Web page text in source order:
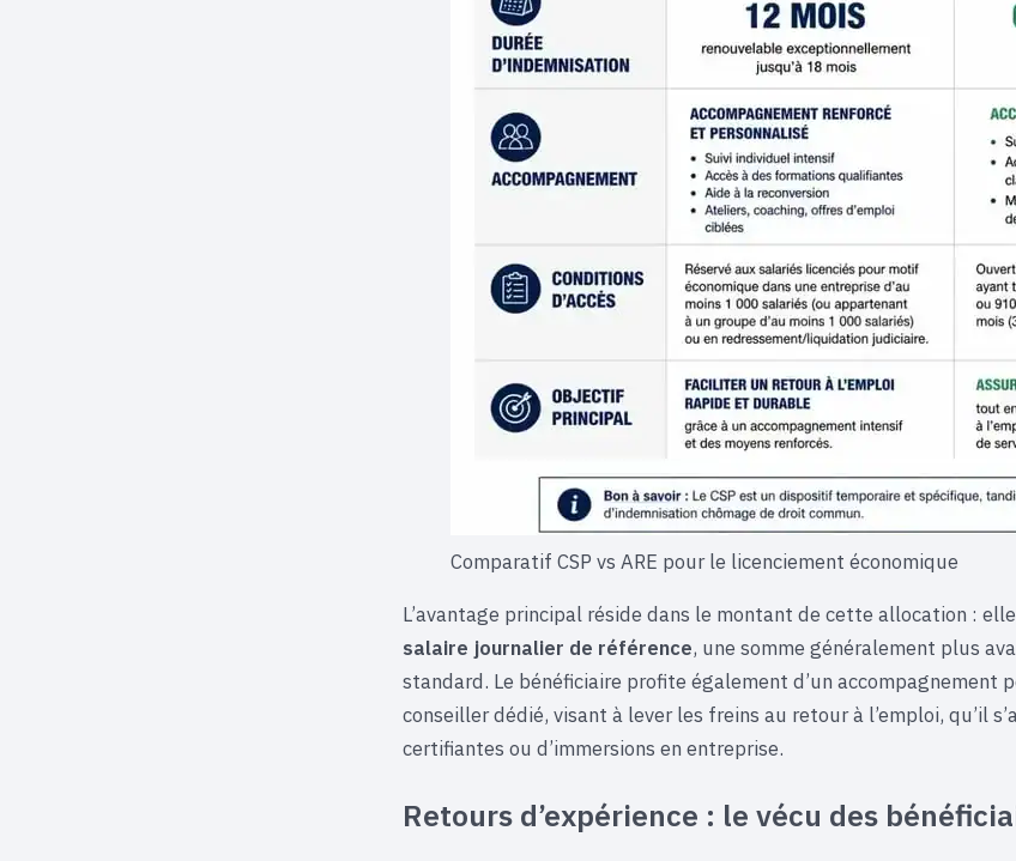
Comparatif CSP vs ARE pour le licenciement économique
L’avantage principal réside dans le montant de cette allocation : elle
salaire journalier de référence, une somme généralement plus
standard. Le bénéficiaire profite également d’un accompagnement
conseiller dédié, visant à lever les freins au retour à l’emploi, qu’il
certifiantes ou d’immersions en entreprise.
Retours d’expérience : le vécu des